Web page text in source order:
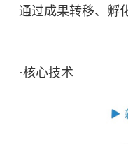
通过成果转移、孵
·核心技术